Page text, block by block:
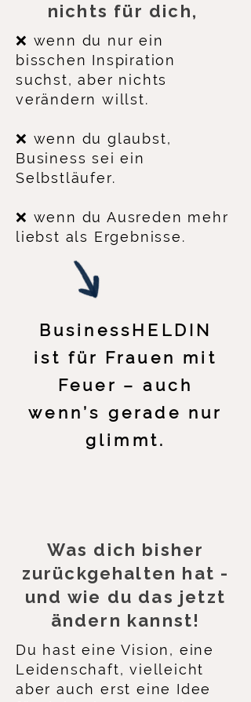
nichts für dich,
❌ wenn du nur ein
bisschen Inspiration
suchst, aber nichts
verändern willst.
❌ wenn du glaubst,
Business sei ein
Selbstläufer.
❌ wenn du Ausreden mehr
liebst als Ergebnisse.
BusinessHELDIN
ist für Frauen mit
Feuer – auch
wenn’s gerade nur
glimmt.
Was dich bisher
zurückgehalten hat -
und wie du das jetzt
ändern kannst!
Du hast eine Vision, eine
Leidenschaft, vielleicht
aber auch erst eine Idee